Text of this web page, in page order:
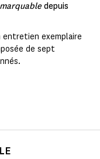
depuis
exemplaire
de sept